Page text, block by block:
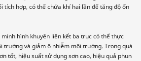
tích hợp, có thể chứa khí hai lần để tăng độ ổn
hình khuyên liên kết ba trục có thể thực
trường và giảm ô nhiễm môi trường. Trong quá
tốt, hiệu suất sử dụng sơn cao, hiệu quả phun